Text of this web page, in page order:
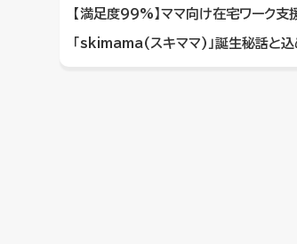
【満足度99%】ママ向け在宅ワーク支
「skimama(スキママ)」誕生秘話と